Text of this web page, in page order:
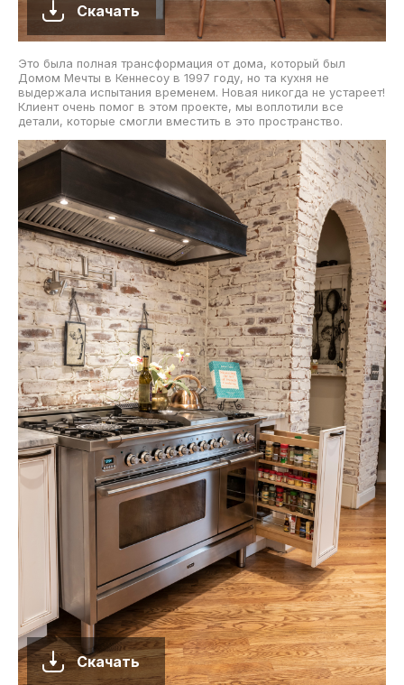
Скачать
Это была полная трансформация от дома, который был
Домом Мечты в Кеннесоу в 1997 году, но та кухня не
выдержала испытания временем. Новая никогда не устареет!
Клиент очень помог в этом проекте, мы воплотили все
детали, которые смогли вместить в это пространство.
Скачать